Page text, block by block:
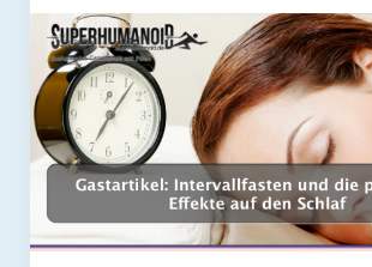
Literatur
Coaching
Shop
Paleo Ziel
Abnehmen mit Paleo